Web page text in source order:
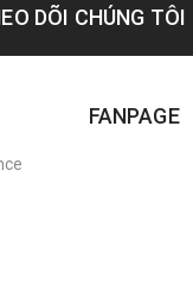
DÕI CHÚNG TÔI
FANPAGE